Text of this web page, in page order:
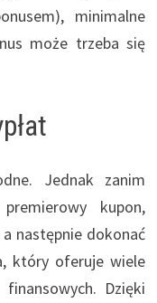
minimalne
może trzeba się
Jednak zanim
kupon,
następnie dokonać
który oferuje wiele
Dzięki